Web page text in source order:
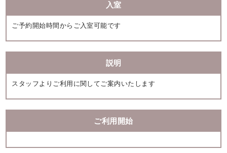
入室
ご予約開始時間からご入室可能です
説明
スタッフよりご利用に関してご案内いたします
ご利用開始